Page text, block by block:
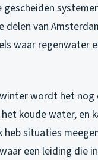
delen van
waar regenwater
wordt het nog
koude water, en
situaties
een leiding die